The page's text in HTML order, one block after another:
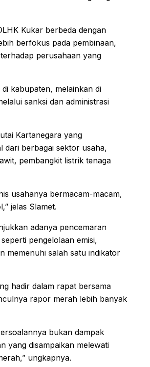
Kukar berbeda dengan
berfokus pada pembinaan,
perusahaan yang
kabupaten, melainkan di
sanksi dan administrasi
Kartanegara yang
dari berbagai sektor usaha,
pembangkit listrik tenaga
usahanya bermacam-macam,
jelas Slamet.
adanya pencemaran
pengelolaan emisi,
memenuhi salah satu indikator
hadir dalam rapat bersama
rapor merah lebih banyak
bukan dampak
yang disampaikan melewati
ungkapnya.